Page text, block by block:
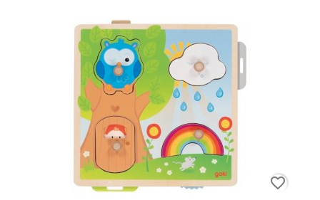
favorite_border